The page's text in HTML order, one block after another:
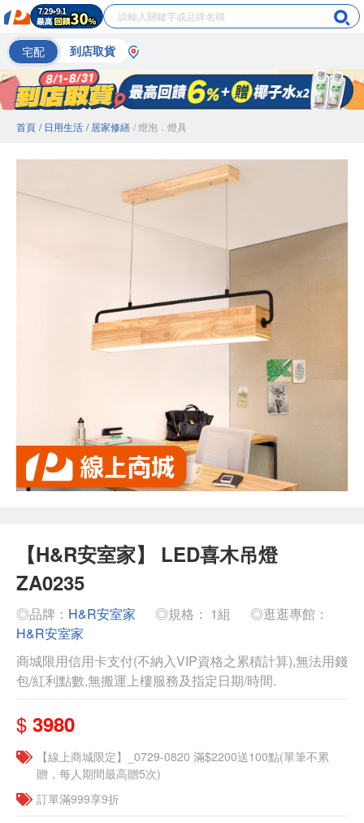
宅配 到店取貨
首頁 / 日用生活 / 居家修繕 / 燈泡．燈具
【H&R安室家】 LED喜木吊燈
ZA0235
◎品牌： H&R安室家 ◎規格： 1組
◎逛逛專館：
H&R安室家
商城限用信用卡支付(不納入VIP資格之累積計算),無法用錢
包/紅利點數,無搬運上樓服務及指定日期/時間.
$ 3980
【線上商城限定】_0729-0820 滿$2200送100點(單筆不累
贈，每人期間最高贈5次)
訂單滿999享9折